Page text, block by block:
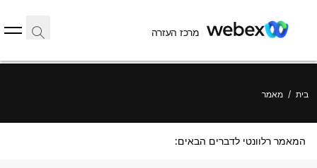
מרכז העזרה
בית / מאמר
המאמר רלוונטי לדברים הבאים: